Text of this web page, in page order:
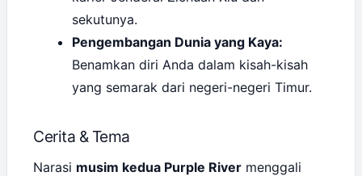
sekutunya.
Pengembangan Dunia yang Kaya:
Benamkan diri Anda dalam kisah-kisah
yang semarak dari negeri-negeri Timur.
Cerita & Tema
Narasi musim kedua Purple River menggali